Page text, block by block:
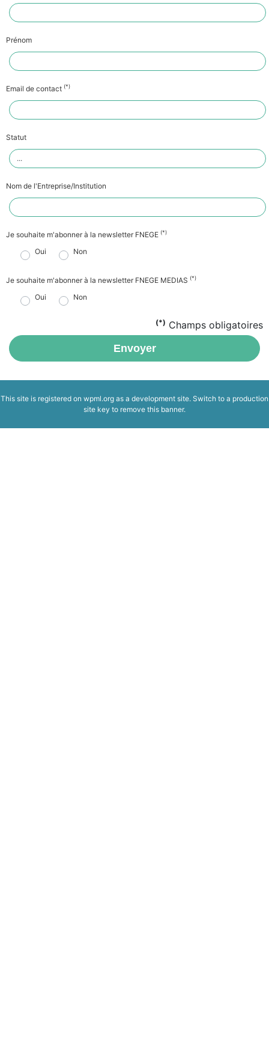
Prénom
Email de contact (*)
Statut
Nom de l'Entreprise/Institution
Je souhaite m'abonner à la newsletter FNEGE (*)
Oui Non
Je souhaite m'abonner à la newsletter FNEGE MEDIAS (*)
Oui Non
(*) Champs obligatoires
Envoyer
This site is registered on wpml.org as a development site. Switch to a production
site key to remove this banner.